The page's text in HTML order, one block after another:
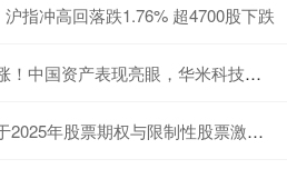
指冲高回落跌1.76% 超4700股下跌
资产表现亮眼，华米科技一度涨超48%
票激励计划获徐州市人民政府国有资产监督管理委员会批复的公告